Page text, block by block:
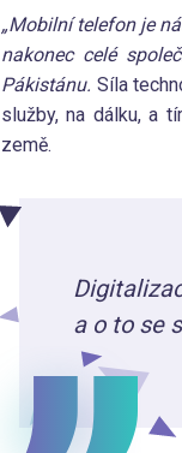
„Mobilní telefon je
nakonec celé
Pákistánu. Síla
služby, na dálku, a
země.
a o to se